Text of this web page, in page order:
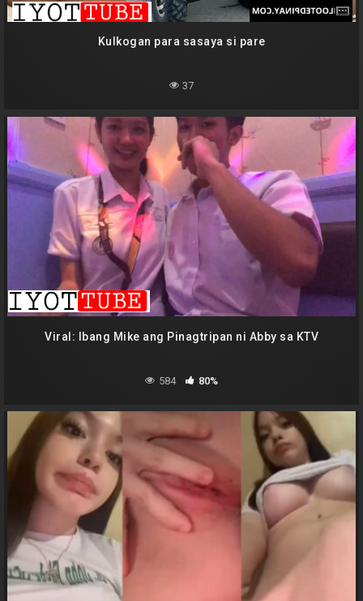
Kulkogan para sasaya si pare
37
Viral: Ibang Mike ang Pinagtripan ni Abby sa KTV
584 80%